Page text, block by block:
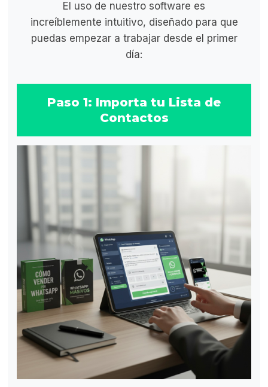
El uso de nuestro software es
increíblemente intuitivo, diseñado para que
puedas empezar a trabajar desde el primer
día:
Paso 1: Importa tu Lista de
Contactos